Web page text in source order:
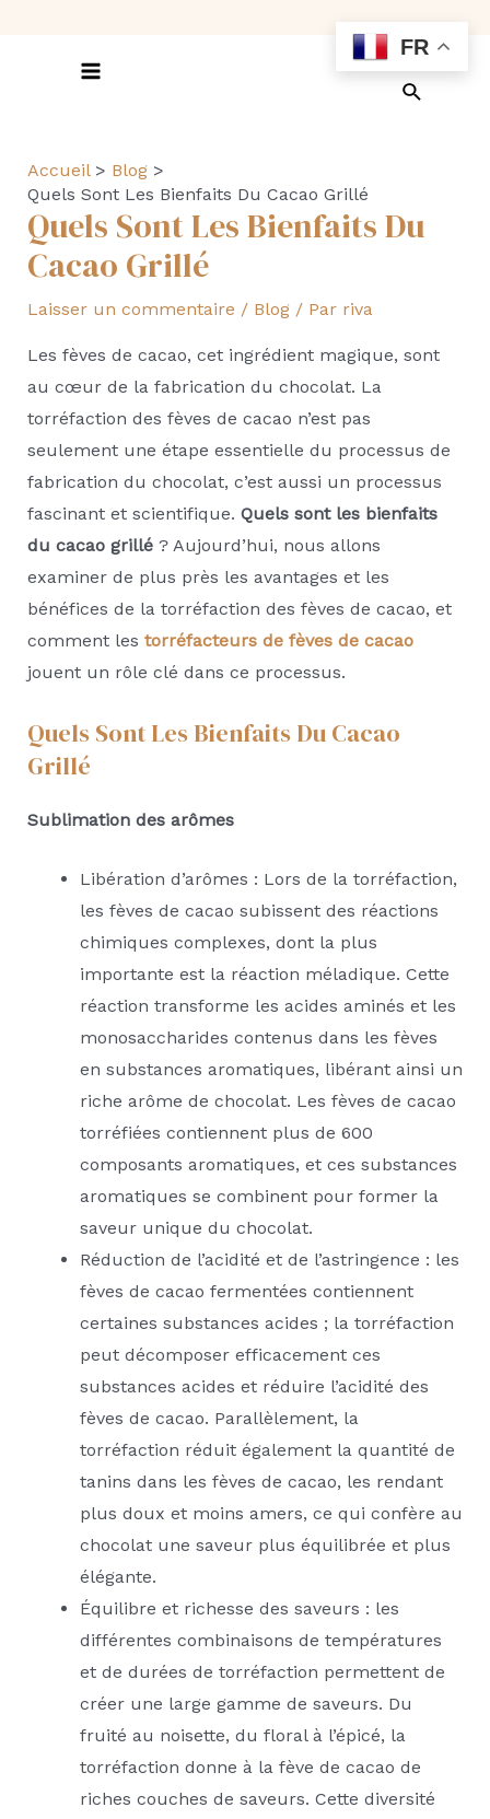
Accueil
Blog
Quels Sont Les Bienfaits Du Cacao Grillé
Quels Sont Les Bienfaits Du
Cacao Grillé
Laisser un commentaire / Blog/ Par riva
Les fèves de cacao, cet ingrédient magique, sont
au cœur de la fabrication du chocolat. La
torréfaction des fèves de cacao n’est pas
seulement une étape essentielle du processus de
fabrication du chocolat, c’est aussi un processus
fascinant et scientifique. Quels sont les bienfaits
du cacao grillé ? Aujourd’hui, nous allons
examiner de plus près les avantages et les
bénéfices de la torréfaction des fèves de cacao, et
comment les torréfacteurs de fèves de cacao
jouent un rôle clé dans ce processus.
Quels Sont Les Bienfaits Du Cacao
Grillé
Sublimation des arômes
Libération d’arômes : Lors de la torréfaction,
les fèves de cacao subissent des réactions
chimiques complexes, dont la plus
importante est la réaction méladique. Cette
réaction transforme les acides aminés et les
monosaccharides contenus dans les fèves
en substances aromatiques, libérant ainsi un
riche arôme de chocolat. Les fèves de cacao
torréfiées contiennent plus de 600
composants aromatiques, et ces substances
aromatiques se combinent pour former la
saveur unique du chocolat.
Réduction de l’acidité et de l’astringence : les
fèves de cacao fermentées contiennent
certaines substances acides ; la torréfaction
peut décomposer efficacement ces
substances acides et réduire l’acidité des
fèves de cacao. Parallèlement, la
torréfaction réduit également la quantité de
tanins dans les fèves de cacao, les rendant
plus doux et moins amers, ce qui confère au
chocolat une saveur plus équilibrée et plus
élégante.
Équilibre et richesse des saveurs : les
différentes combinaisons de températures
et de durées de torréfaction permettent de
créer une large gamme de saveurs. Du
fruité au noisette, du floral à l’épicé, la
torréfaction donne à la fève de cacao de
riches couches de saveurs. Cette diversité
FR